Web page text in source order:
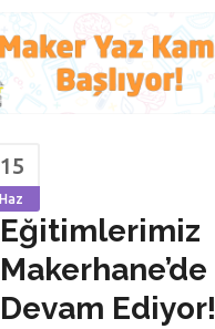
15
Haz
Eğitimlerimiz
Makerhane’de
Devam Ediyor!